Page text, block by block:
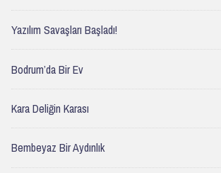
Yazılım Savaşları Başladı!
Bodrum’da Bir Ev
Kara Deliğin Karası
Bembeyaz Bir Aydınlık